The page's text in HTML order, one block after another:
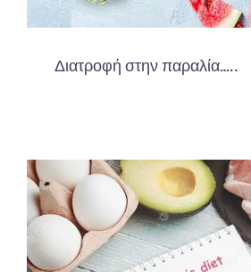
Διατροφή στην παραλία…..